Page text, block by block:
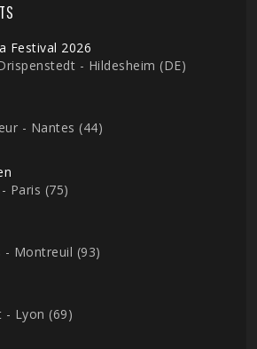
Festival 2026
- Hildesheim (DE)
- Nantes (44)
Paris (75)
- Montreuil (93)
- Lyon (69)